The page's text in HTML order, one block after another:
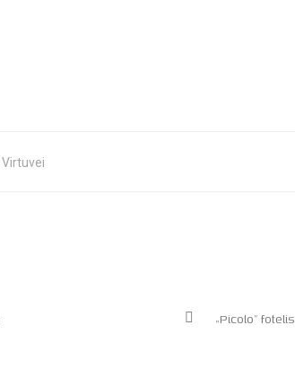
Virtuvei
„Picolo” fotelis